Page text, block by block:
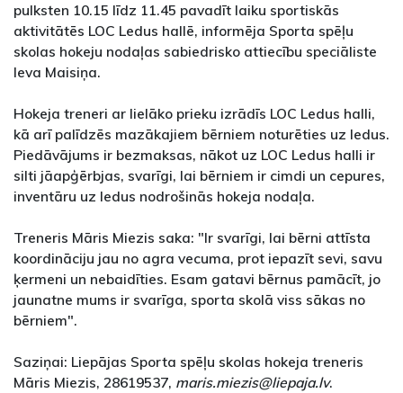
pulksten 10.15 līdz 11.45 pavadīt laiku sportiskās
aktivitātēs LOC Ledus hallē, informēja Sporta spēļu
skolas hokeju nodaļas sabiedrisko attiecību speciāliste
Ieva Maisiņa.
Hokeja treneri ar lielāko prieku izrādīs LOC Ledus halli,
kā arī palīdzēs mazākajiem bērniem noturēties uz ledus.
Piedāvājums ir bezmaksas, nākot uz LOC Ledus halli ir
silti jāapģērbjas, svarīgi, lai bērniem ir cimdi un cepures,
inventāru uz ledus nodrošinās hokeja nodaļa.
Treneris Māris Miezis saka: "Ir svarīgi, lai bērni attīsta
koordināciju jau no agra vecuma, prot iepazīt sevi, savu
ķermeni un nebaidīties. Esam gatavi bērnus pamācīt, jo
jaunatne mums ir svarīga, sporta skolā viss sākas no
bērniem".
Saziņai: Liepājas Sporta spēļu skolas hokeja treneris
Māris Miezis, 28619537, maris.miezis@liepaja.lv.